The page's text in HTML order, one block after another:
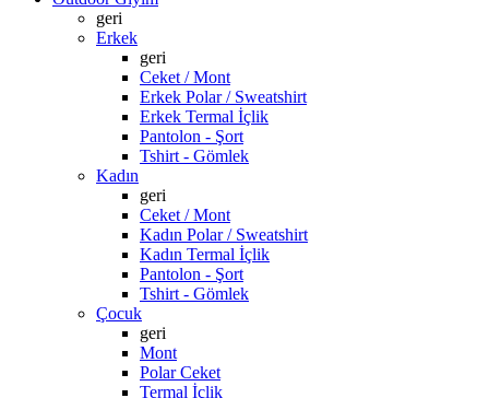
geri
Erkek
geri
Ceket / Mont
Erkek Polar / Sweatshirt
Erkek Termal İçlik
Pantolon - Şort
Tshirt - Gömlek
Kadın
geri
Ceket / Mont
Kadın Polar / Sweatshirt
Kadın Termal İçlik
Pantolon - Şort
Tshirt - Gömlek
Çocuk
geri
Mont
Polar Ceket
Termal İçlik